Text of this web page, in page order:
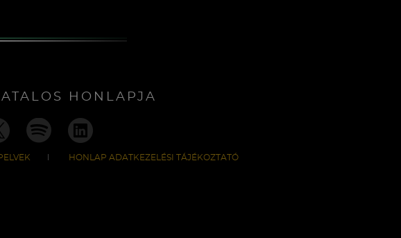
HONLAPJA
HONLAP ADATKEZELÉSI TÁJÉKOZTATÓ